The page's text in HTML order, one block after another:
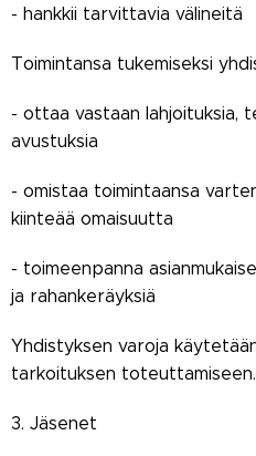
- hankkii tarvittavia välineitä
Toimintansa tukemiseksi
- ottaa vastaan lahjoituksia,
avustuksia
- omistaa toimintaansa
kiinteää omaisuutta
- toimeenpanna
ja rahankeräyksiä
Yhdistyksen varoja
tarkoituksen toteuttamiseen.
3. Jäsenet